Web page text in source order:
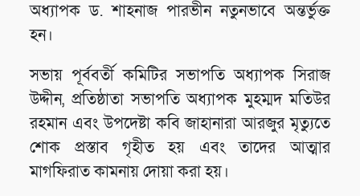
অধ্যাপক ড. শাহনাজ পারভীন নতুনভাবে অন্তর্ভুক্ত
হন।
সভায় পূর্ববর্তী কমিটির সভাপতি অধ্যাপক সিরাজ
উদ্দীন, প্রতিষ্ঠাতা সভাপতি অধ্যাপক মুহম্মদ মতিউর
রহমান এবং উপদেষ্টা কবি জাহানারা আরজুর মৃত্যুতে
শোক প্রস্তাব গৃহীত হয় এবং তাদের আত্মার
মাগফিরাত কামনায় দোয়া করা হয়।